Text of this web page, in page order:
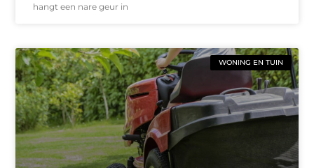
hangt een nare geur in
WONING EN TUIN